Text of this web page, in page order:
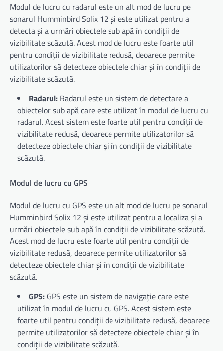
Modul de lucru cu radarul este un alt mod de lucru pe
sonarul Humminbird Solix 12 și este utilizat pentru a
detecta și a urmări obiectele sub apă în condiții de
vizibilitate scăzută. Acest mod de lucru este foarte util
pentru condiții de vizibilitate redusă, deoarece permite
utilizatorilor să detecteze obiectele chiar și în condiții de
vizibilitate scăzută.
Radarul: Radarul este un sistem de detectare a
obiectelor sub apă care este utilizat în modul de lucru cu
radarul. Acest sistem este foarte util pentru condiții de
vizibilitate redusă, deoarece permite utilizatorilor să
detecteze obiectele chiar și în condiții de vizibilitate
scăzută.
Modul de lucru cu GPS
Modul de lucru cu GPS este un alt mod de lucru pe sonarul
Humminbird Solix 12 și este utilizat pentru a localiza și a
urmări obiectele sub apă în condiții de vizibilitate scăzută.
Acest mod de lucru este foarte util pentru condiții de
vizibilitate redusă, deoarece permite utilizatorilor să
detecteze obiectele chiar și în condiții de vizibilitate
scăzută.
GPS: GPS este un sistem de navigație care este
utilizat în modul de lucru cu GPS. Acest sistem este
foarte util pentru condiții de vizibilitate redusă, deoarece
permite utilizatorilor să detecteze obiectele chiar și în
condiții de vizibilitate scăzută.